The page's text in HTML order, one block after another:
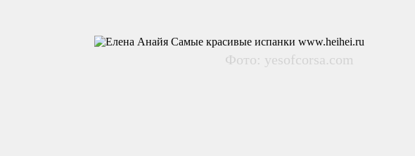
Фото: yesofcorsa.com